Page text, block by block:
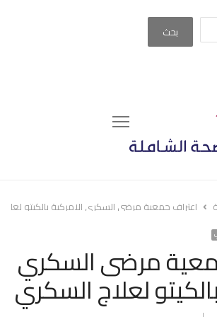
بحث
Menu
اعتراف جمعية مرضى السكري الامركية بالكيتو
مرضى السكري
لعلاج السكري